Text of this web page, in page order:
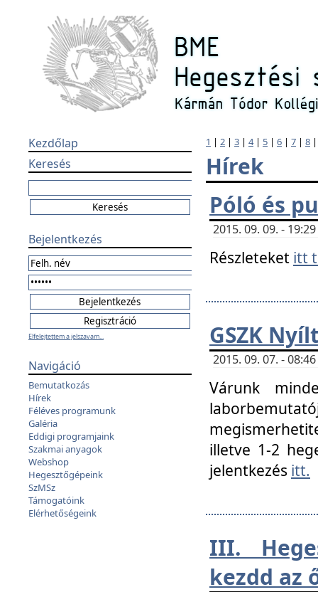
Kezdőlap
Keresés
Bejelentkezés
Elfelejtettem a jelszavam...
Navigáció
Bemutatkozás
Hírek
Féléves programunk
Galéria
Eddigi programjaink
Szakmai anyagok
Webshop
Hegesztőgépeink
SzMSz
Támogatóink
Elérhetőségeink
1 | 2 | 3 | 4| 5 | 6 | 7 | 8
Hírek
Póló és
2015. 09. 09. -
Részleteket itt
GSZK
2015. 09. 07. -
Várunk
illetve 1-2
jelentkezés itt.
III.
kezdd az